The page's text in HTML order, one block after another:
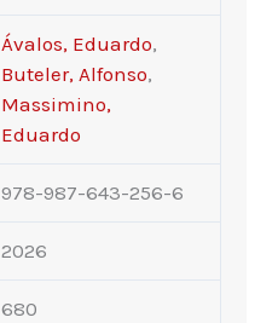
Ávalos, Eduardo,
Buteler, Alfonso,
Massimino,
Eduardo
978-987-643-256-6
2026
680